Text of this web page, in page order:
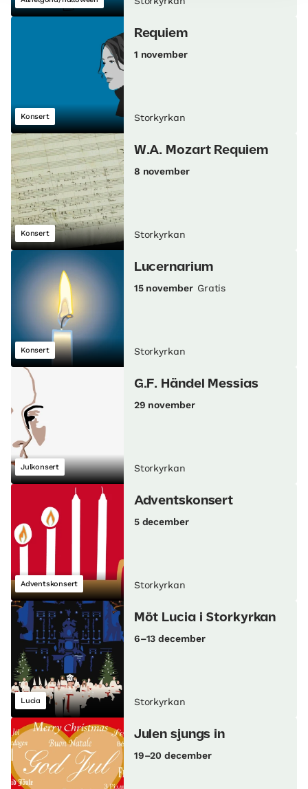
Konsert
Requiem
1 november
Storkyrkan
Konsert
W.A. Mozart Requiem
8 november
Storkyrkan
Konsert
Lucernarium
15 november Gratis
Storkyrkan
Julkonsert
G.F. Händel Messias
29 november
Storkyrkan
Adventskonsert
Adventskonsert
5 december
Storkyrkan
Lucia
Möt Lucia i Storkyrkan
6–13 december
Storkyrkan
Julen sjungs in
19–20 december